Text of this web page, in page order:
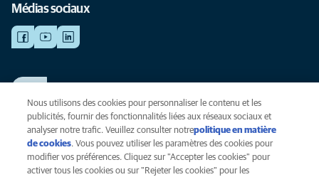
Médias sociaux
Voir nos offres d'emploi
Vie privée
Légal
Nous utilisons des cookies pour personnaliser le contenu et les
publicités, fournir des fonctionnalités liées aux réseaux sociaux et
analyser notre trafic. Veuillez consulter notrepolitique en matière
de cookies(opens in a new tab)
. Vous pouvez utiliser les paramètres des cookies pour
modifier vos préférences. Cliquez sur "Accepter les cookies" pour
activer tous les cookies ou sur "Rejeter les cookies" pour les